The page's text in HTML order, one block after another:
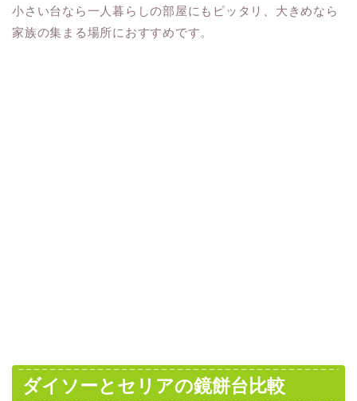
小さい台なら一人暮らしの部屋にもピッタリ、大きめなら
家族の集まる場所におすすめです。
ダイソーとセリアの鏡餅台比較